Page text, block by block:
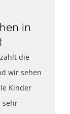
in
die
wir sehen
Kinder
sehr